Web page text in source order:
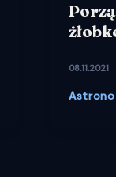
08.11.2021